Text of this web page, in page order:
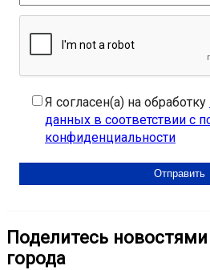
Я согласен(а) на обработку
данных в соответствии с
конфиденциальности
Поделитесь
города